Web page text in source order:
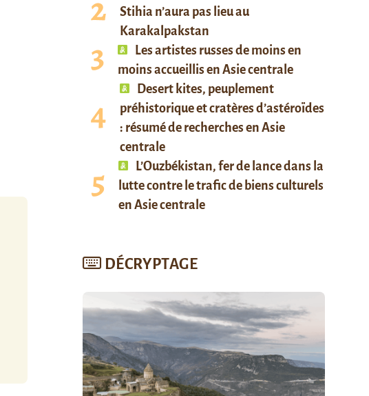
Stihia n’aura pas lieu au
Karakalpakstan
Les artistes russes de moins en
moins accueillis en Asie centrale
Desert kites, peuplement
préhistorique et cratères d’astéroïdes
: résumé de recherches en Asie
centrale
L’Ouzbékistan, fer de lance dans la
lutte contre le trafic de biens culturels
en Asie centrale
DÉCRYPTAGE